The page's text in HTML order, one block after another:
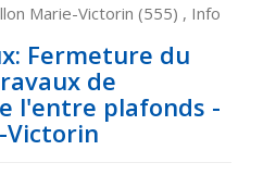
Marie-Victorin (555) , Info
Fermeture du
de
l'entre plafonds -
Victorin